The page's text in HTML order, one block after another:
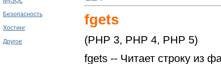
Безопасность
Хостинг
Другое
fgets
(PHP 3, PHP 4, PHP 5)
fgets -- Читает строку из